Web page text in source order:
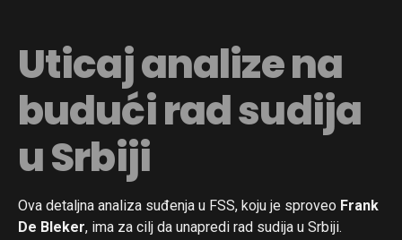
Uticaj analize na
budući rad sudija
u Srbiji
Ova detaljna analiza suđenja u FSS, koju je sproveo Frank
De Bleker, ima za cilj da unapredi rad sudija u Srbiji.